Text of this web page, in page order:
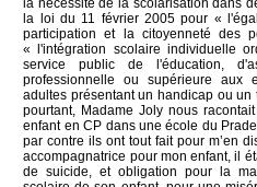
la loi du 11 février 2005 pour «
participation et la citoyenneté des
« l'intégration scolaire individuelle
service public de l'éducation,
professionnelle ou supérieure aux
adultes présentant un handicap ou
pourtant, Madame Joly nous
enfant en CP dans une école du
par contre ils ont tout fait pour m’en
accompagnatrice pour mon enfant, il
de suicide, et obligation pour la